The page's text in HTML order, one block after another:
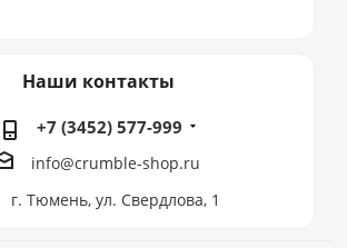
Наши контакты
+7 (3452) 577-999
info@crumble-shop.ru
г. Тюмень, ул. Свердлова, 1